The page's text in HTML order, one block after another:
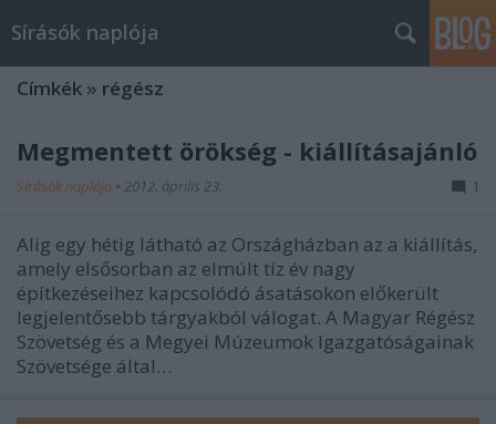
Sírásók naplója
Címkék » régész
Megmentett örökség - kiállításajánló
Sírásók naplója • 2012. április 23. 1
Alig egy hétig látható az Országházban az a kiállítás,
amely elsősorban az elmúlt tíz év nagy
építkezéseihez kapcsolódó ásatásokon előkerült
legjelentősebb tárgyakból válogat. A Magyar Régész
Szövetség és a Megyei Múzeumok Igazgatóságainak
Szövetsége által…